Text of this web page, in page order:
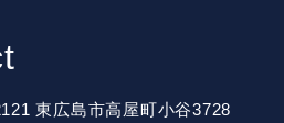
東広島市高屋町小谷3728